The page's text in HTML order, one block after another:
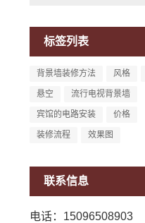
标签列表
背景墙装修方法 风格
悬空 流行电视背景墙
宾馆的电路安装 价格
装修流程 效果图
联系信息
电话：15096508903